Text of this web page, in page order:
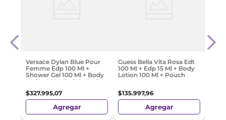
Versace Dylan Blue Pour
Femme Edp 100 Ml +
Shower Gel 100 Ml + Body
Lotion 100 Ml + Edp 5 Ml
$327.995,07
Agregar
Guess Bella Vita Rosa Edt
100 Ml + Edp 15 Ml + Body
Lotion 100 Ml + Pouch
$135.997,96
Agregar
10